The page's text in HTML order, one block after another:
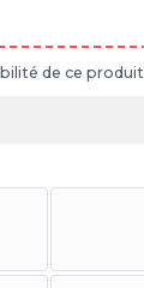
de ce produit